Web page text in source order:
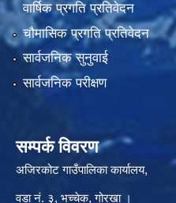
वार्षिक प्रगति प्रतिवेदन
चौमासिक प्रगति प्रतिवेदन
सार्वजनिक सुनुवाई
सार्वजनिक परीक्षण
सम्पर्क विवरण
अजिरकोट गाउँपालिका कार्यालय,
वडा नं. ३, भच्चेक, गोरखा ।